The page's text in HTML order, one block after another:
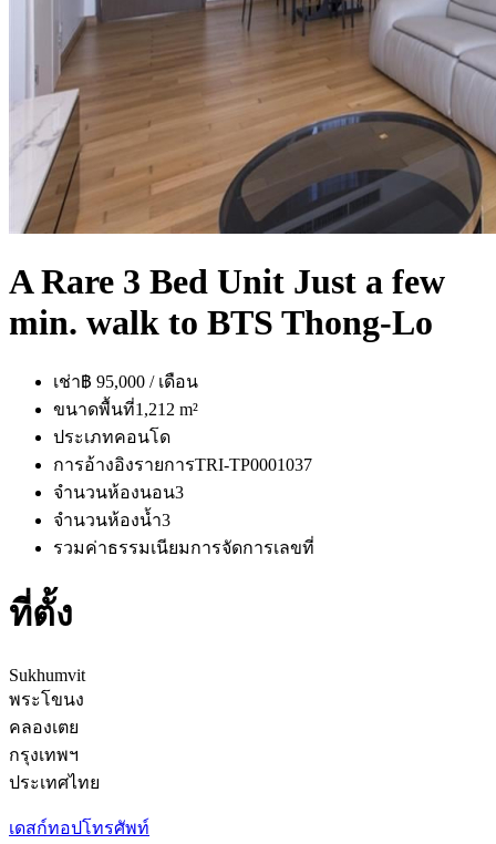
A Rare 3 Bed Unit Just a few
min. walk to BTS Thong-Lo
เช่า฿ 95,000 / เดือน
ขนาดพื้นที่1,212 m²
ประเภทคอนโด
การอ้างอิงรายการTRI-TP0001037
จำนวนห้องนอน3
จำนวนห้องน้ำ3
รวมค่าธรรมเนียมการจัดการเลขที่
ที่ตั้ง
Sukhumvit
พระโขนง
คลองเตย
กรุงเทพฯ
ประเทศไทย
เดสก์ทอปโทรศัพท์